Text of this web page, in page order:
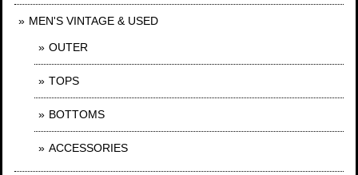
MEN'S VINTAGE & USED
OUTER
TOPS
BOTTOMS
ACCESSORIES